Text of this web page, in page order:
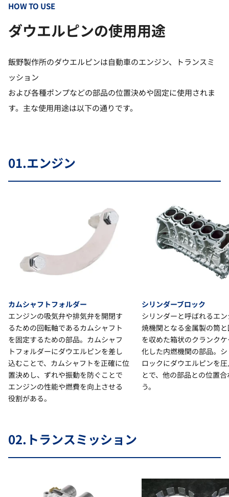
HOW TO USE
ダウエルピンの使用用途
飯野製作所のダウエルピンは自動車のエンジン、トランスミ
ッション
および各種ポンプなどの部品の位置決めや固定に使用されま
す。主な使用用途は以下の通りです。
01.エンジン
カムシャフトフォルダー
エンジンの吸気弁や排気弁を開閉す
るための回転軸であるカムシャフト
を固定するための部品。カムシャフ
トフォルダーにダウエルピンを差し
込むことで、カムシャフトを正確に位
置決めし、ずれや振動を防ぐことで
エンジンの性能や燃費を向上させる
役割がある。
シリンダーブロック
シリンダーと呼ばれるエ
焼機関となる金属製の筒
を収めた箱状のクランク
化した内燃機関の部品。
ロックにダウエルピンを
とで、他の部品との位置
う。
02. トランスミッション